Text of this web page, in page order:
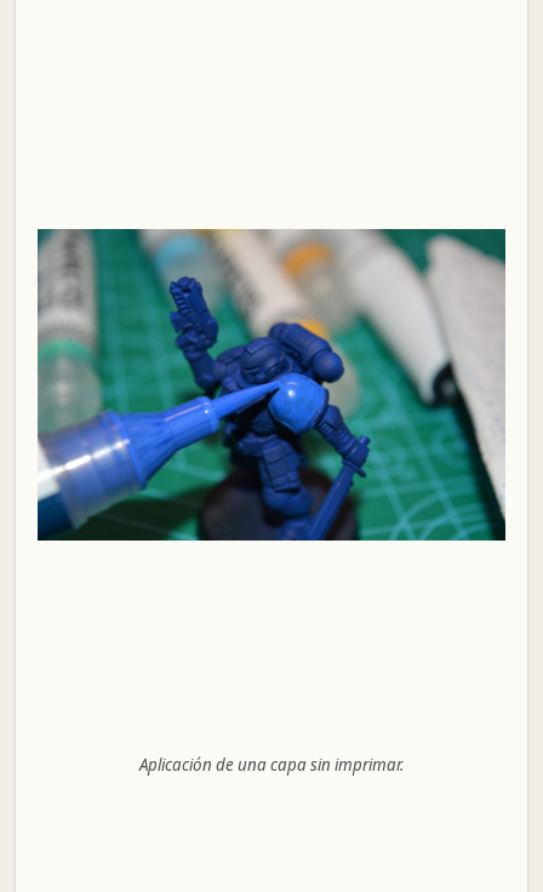
Aplicación de una capa sin imprimar.